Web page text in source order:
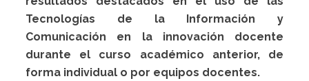
Tecnologías de la Información y
Comunicación en la innovación docente
durante el curso académico anterior, de
forma individual o por equipos docentes.